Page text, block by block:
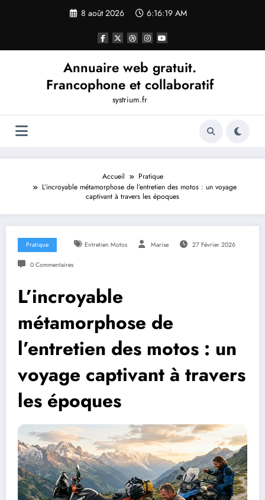
8 août 2026 6:16:20 AM
Annuaire web gratuit.
Francophone et collaboratif
systrium.fr
Accueil
Pratique
L’incroyable métamorphose de l’entretien des motos : un voyage
captivant à travers les époques
Pratique Entretien Motos Marise 27 Février 2026
0 Commentaires
L’incroyable
métamorphose de
l’entretien des motos : un
voyage captivant à travers
les époques